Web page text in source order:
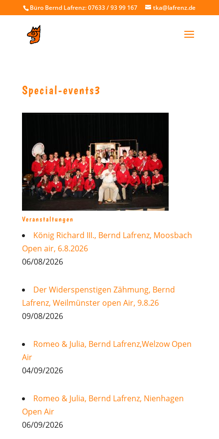
Büro Bernd Lafrenz: 07633 / 93 99 167 tka@lafrenz.de
Special-events3
Veranstaltungen
König Richard III., Bernd Lafrenz, Moosbach
Open air, 6.8.2026
06/08/2026
Der Widerspenstigen Zähmung, Bernd
Lafrenz, Weilmünster open Air, 9.8.26
09/08/2026
Romeo & Julia, Bernd Lafrenz,Welzow Open
Air
04/09/2026
Romeo & Julia, Bernd Lafrenz, Nienhagen
Open Air
06/09/2026